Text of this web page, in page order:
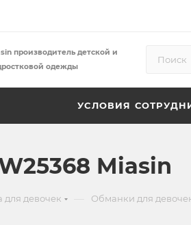
производитель детской и
одежды
УСЛОВИЯ
Miasin
для девочек Обманки для